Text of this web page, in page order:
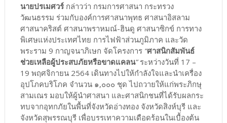
นายปรเมศวร์กล่าวว่า กรมการศาสนา กระทรวง
วัฒนธรรม ร่วมกับองค์การศาสนาพุทธ ศาสนาอิสลาม
ศาสนาคริสต์ ศาสนาพราหมณ์-ฮินดู ศาสนาซิกข์ การทาง
พิเศษแห่งประเทศไทย การไฟฟ้าส่วนภูมิภาค และวัด
พระราม 9 กาญจนาภิเษก จัดโครงการ “ศาสนิกสัมพันธ์
ช่วยเหลือผู้ประสบภัยหรือขาดแคลน”ระหว่างวันที่ 17 –
19 พฤศจิกายน 2564 เดินทางไปให้กำลังใจและนำเครื่อง
อุปโภคบริโภค จำนวน ๑,๐๐๐ ชุด ไปถวายให้แก่พระภิกษุ
สามเณร มอบให้ผู้นำศาสนา และศาสนิกชนที่ได้รับผลกระ
ทบจากอุทกภัยในพื้นที่จังหวัดอ่างทอง จังหวัดสิงห์บุรี และ
จังหวัดสุพรรณบุรี เพื่อบรรเทาความเดือดร้อนในเบื้องต้น